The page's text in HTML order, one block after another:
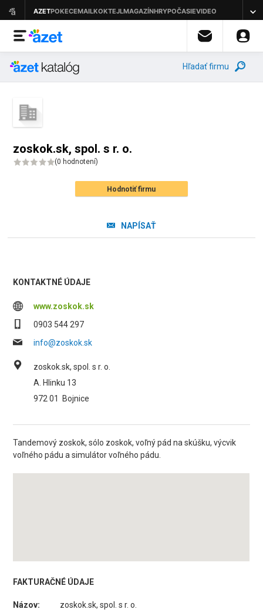
Hľadať firmu
zoskok.sk, spol. s r. o.
(0 hodnotení)
Hodnotiť firmu
NAPÍSAŤ
KONTAKTNÉ ÚDAJE
www.zoskok.sk
0903 544 297
info@zoskok.sk
zoskok.sk, spol. s r. o.
A. Hlinku 13
972 01
Bojnice
Tandemový zoskok, sólo zoskok, voľný pád na skúšku, výcvik
voľného pádu a simulátor voľného pádu.
FAKTURAČNÉ ÚDAJE
Názov:
zoskok.sk, spol. s r. o.